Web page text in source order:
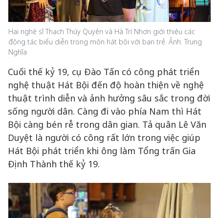
Hai nghệ sĩ Thạch Thúy Quyên và Hà Trí Nhơn giới thiệu các
động tác biểu diễn trong môn hát bội với bạn trẻ. Ảnh: Trung
Nghĩa
Cuối thế kỷ 19, cụ Đào Tấn có công phát triển
nghệ thuật Hát Bội đến độ hoàn thiện về nghệ
thuật trình diễn và ảnh hưởng sâu sắc trong đời
sống người dân. Càng đi vào phía Nam thì Hát
Bội càng bén rễ trong dân gian. Tả quân Lê Văn
Duyệt là người có công rất lớn trong việc giúp
Hát Bội phát triển khi ông làm Tổng trấn Gia
Định Thành thế kỷ 19.